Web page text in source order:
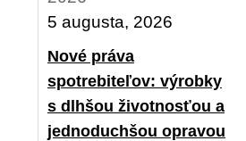
5 augusta, 2026
Nové práva
spotrebiteľov: výrobky
s dlhšou životnosťou a
jednoduchšou opravou